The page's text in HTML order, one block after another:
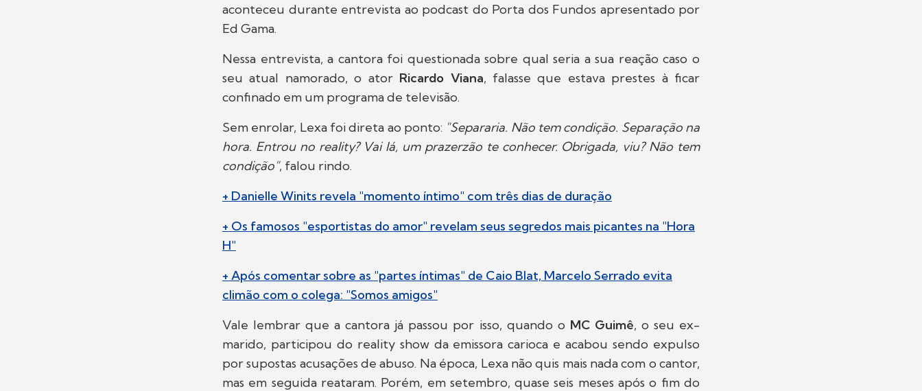
aconteceu durante entrevista ao podcast do Porta dos Fundos apresentado por
Ed Gama.
Nessa entrevista, a cantora foi questionada sobre qual seria a sua reação caso o
seu atual namorado, o ator Ricardo Viana, falasse que estava prestes à ficar
confinado em um programa de televisão.
Sem enrolar, Lexa foi direta ao ponto: "Separaria. Não tem condição. Separação na
hora. Entrou no reality? Vai lá, um prazerzão te conhecer. Obrigada, viu? Não tem
condição", falou rindo.
+ Danielle Winits revela "momento íntimo" com três dias de duração
+ Os famosos "esportistas do amor" revelam seus segredos mais picantes na "Hora
H"
+ Após comentar sobre as "partes íntimas" de Caio Blat, Marcelo Serrado evita
climão com o colega: "Somos amigos"
Vale lembrar que a cantora já passou por isso, quando o MC Guimê, o seu ex-
marido, participou do reality show da emissora carioca e acabou sendo expulso
por supostas acusações de abuso. Na época, Lexa não quis mais nada com o cantor,
mas em seguida reataram. Porém, em setembro, quase seis meses após o fim do